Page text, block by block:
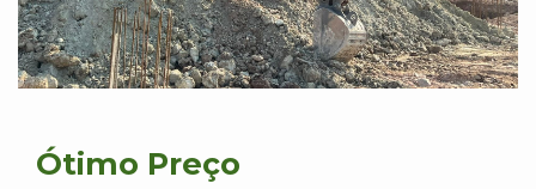
Ótimo Preço